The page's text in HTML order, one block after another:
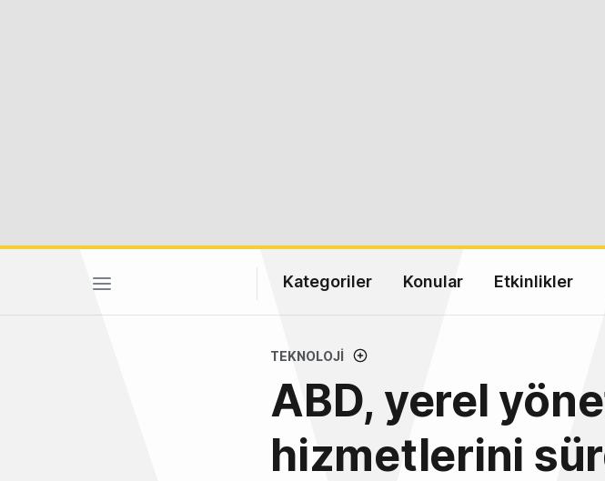
Kategoriler Konular Etkinlikler
TEKNOLOJI
ABD, yerel
hizmetlerini